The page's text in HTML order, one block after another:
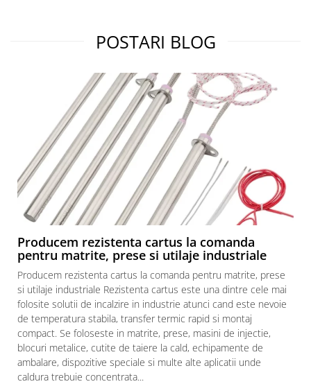
POSTARI BLOG
Producem rezistenta cartus la comanda
pentru matrite, prese si utilaje industriale
Producem rezistenta cartus la comanda pentru matrite, prese
si utilaje industriale Rezistenta cartus este una dintre cele mai
folosite solutii de incalzire in industrie atunci cand este nevoie
de temperatura stabila, transfer termic rapid si montaj
compact. Se foloseste in matrite, prese, masini de injectie,
blocuri metalice, cutite de taiere la cald, echipamente de
ambalare, dispozitive speciale si multe alte aplicatii unde
caldura trebuie concentrata...